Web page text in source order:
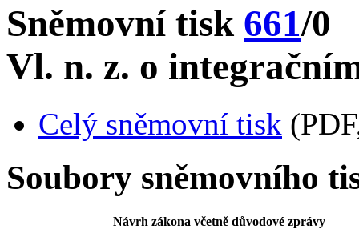
Sněmovní tisk 661/0
Vl. n. z. o
Celý sněmovní tisk
Soubory sněmovního
Návrh zákona včetně důvodové zprávy